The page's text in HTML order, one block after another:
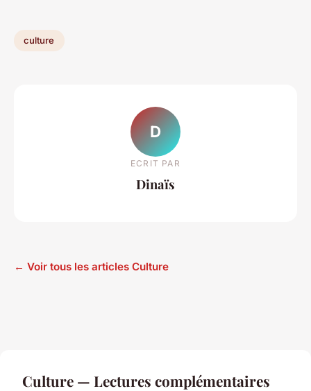
culture
D
ECRIT PAR
Dinaïs
← Voir tous les articles Culture
Culture — Lectures complémentaires